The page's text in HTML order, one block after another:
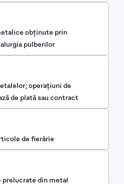
obţinute prin
pulberilor
operaţiuni de
de plată sau contract
de fierărie
prelucrate din metal